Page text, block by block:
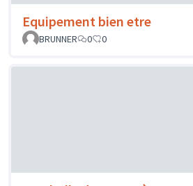
Equipement bien etre
BRUNNER
0 0